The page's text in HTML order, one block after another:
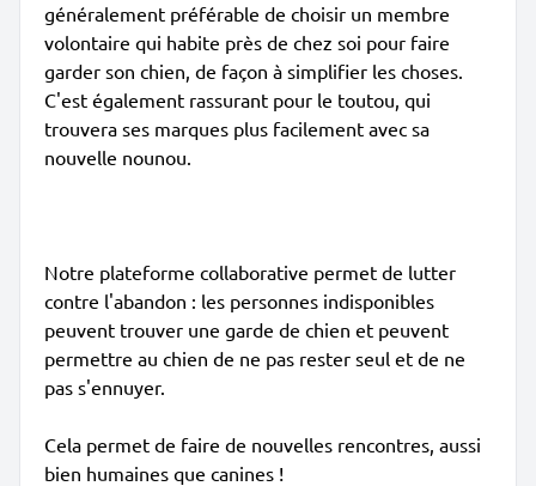
généralement préférable de choisir un membre
volontaire qui habite près de chez soi pour faire
garder son chien, de façon à simplifier les choses.
C'est également rassurant pour le toutou, qui
trouvera ses marques plus facilement avec sa
nouvelle nounou.
Notre plateforme collaborative permet de lutter
contre l'abandon : les personnes indisponibles
peuvent trouver une garde de chien et peuvent
permettre au chien de ne pas rester seul et de ne
pas s'ennuyer.
Cela permet de faire de nouvelles rencontres, aussi
bien humaines que canines !